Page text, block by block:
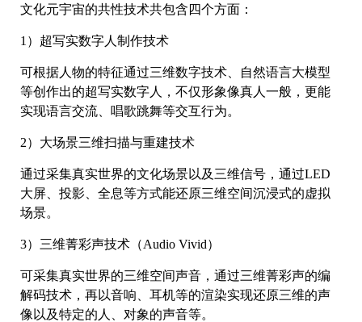
文化元宇宙的共性技术共包含四个方面：
1）超写实数字人制作技术
可根据人物的特征通过三维数字技术、自然语言大模型
等创作出的超写实数字人，不仅形象像真人一般，更能
实现语言交流、唱歌跳舞等交互行为。
2）大场景三维扫描与重建技术
通过采集真实世界的文化场景以及三维信号，通过LED
大屏、投影、全息等方式能还原三维空间沉浸式的虚拟
场景。
3）三维菁彩声技术（Audio Vivid）
可采集真实世界的三维空间声音，通过三维菁彩声的编
解码技术，再以音响、耳机等的渲染实现还原三维的声
像以及特定的人、对象的声音等。